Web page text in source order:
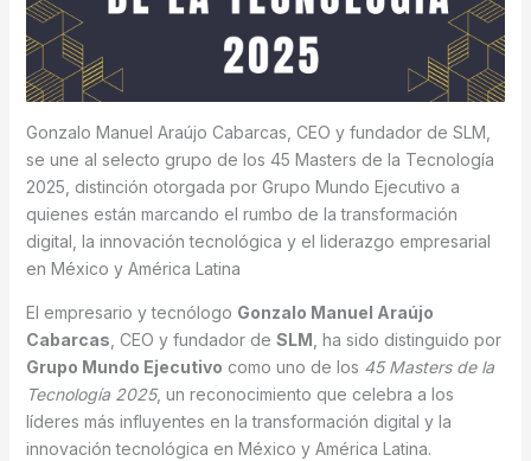
Gonzalo Manuel Araújo Cabarcas, CEO y fundador de SLM,
se une al selecto grupo de los 45 Masters de la Tecnología
2025, distinción otorgada por Grupo Mundo Ejecutivo a
quienes están marcando el rumbo de la transformación
digital, la innovación tecnológica y el liderazgo empresarial
en México y América Latina
El empresario y tecnólogo Gonzalo Manuel Araújo
Cabarcas , CEO y fundador de SLM , ha sido distinguido por
Grupo Mundo Ejecutivo como uno de los 45 Masters de la
Tecnología 2025, un reconocimiento que celebra a los
líderes más influyentes en la transformación digital y la
innovación tecnológica en México y América Latina.